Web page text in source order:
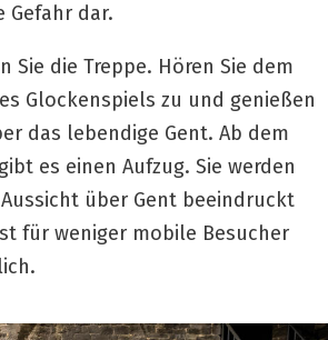
Gefahr dar.
Sie die Treppe. Hören Sie dem
Glockenspiels zu und genießen
das lebendige Gent. Ab dem
es einen Aufzug. Sie werden
über Gent beeindruckt
für weniger mobile Besucher